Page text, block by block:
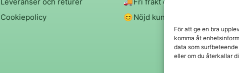
För att ge en bra
komma åt
data som
eller om du återkallar
Leveranser och returer
Cookiepolicy
🚚Fri frakt över 299 kr
😊Nöjd kund-garanti